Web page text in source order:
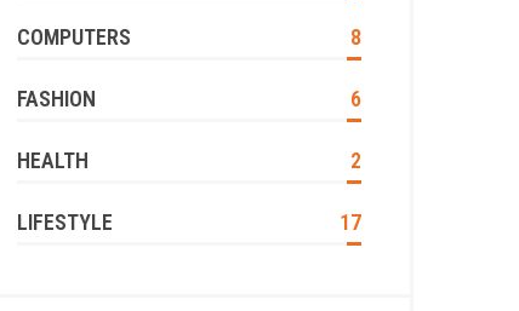
COMPUTERS 8
FASHION 6
HEALTH 2
LIFESTYLE 17